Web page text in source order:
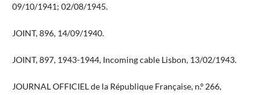
09/10/1941; 02/08/1945.
JOINT, 896, 14/09/1940.
JOINT, 897, 1943-1944, Incoming cable Lisbon, 13/02/1943.
JOURNAL OFFICIEL de la République Française, n.º 266,